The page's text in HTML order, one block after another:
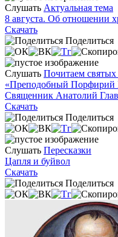
Слушать Актуальная тема
8 августа. Об отношении
Скачать
Поделиться
Слушать Почитаем святых
«Преподобный Порфирий
Священник Анатолий
Скачать
Поделиться
Слушать Пересказки
Цапля и буйвол
Скачать
Поделиться